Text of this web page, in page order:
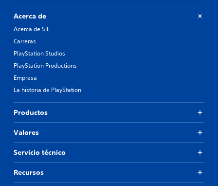
Acerca de
Acerca de SIE
Carreras
PlayStation Studios
PlayStation Productions
Empresa
La historia de PlayStation
Productos
Valores
Servicio técnico
Recursos